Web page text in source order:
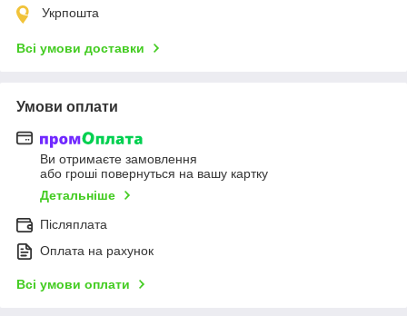
Укрпошта
Всі умови доставки
Умови оплати
Ви отримаєте замовлення
або гроші повернуться на вашу картку
Детальніше
Післяплата
Оплата на рахунок
Всі умови оплати